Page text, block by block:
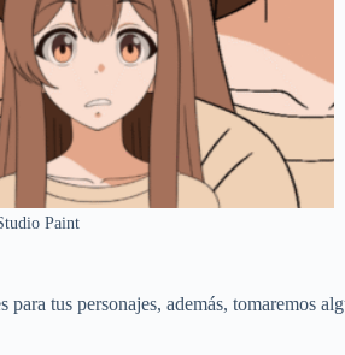
Paint
tus personajes, además, tomaremos